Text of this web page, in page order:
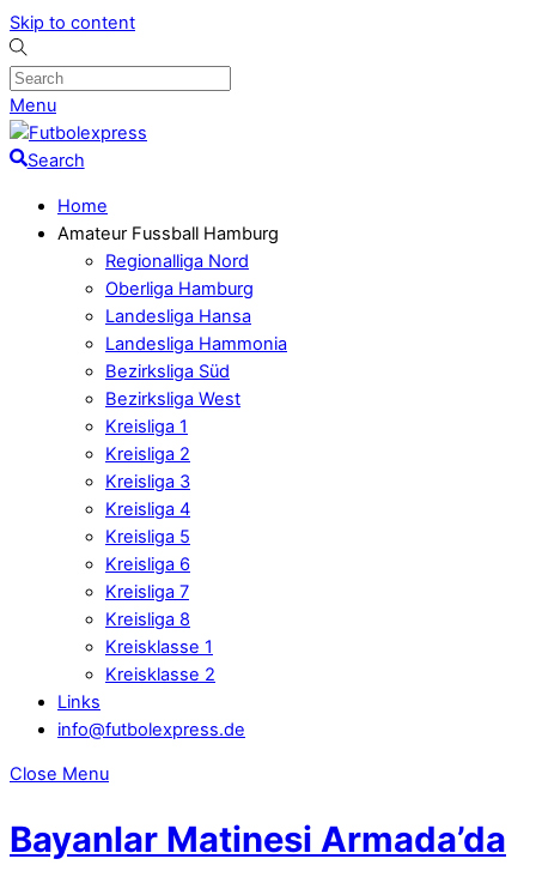
Skip to content
Menu
Search
Home
Amateur Fussball Hamburg
Regionalliga Nord
Oberliga Hamburg
Landesliga Hansa
Landesliga Hammonia
Bezirksliga Süd
Bezirksliga West
Kreisliga 1
Kreisliga 2
Kreisliga 3
Kreisliga 4
Kreisliga 5
Kreisliga 6
Kreisliga 7
Kreisliga 8
Kreisklasse 1
Kreisklasse 2
Links
info@futbolexpress.de
Close Menu
Bayanlar Matinesi Armada’da